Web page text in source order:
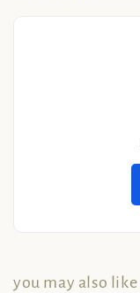
you may also like